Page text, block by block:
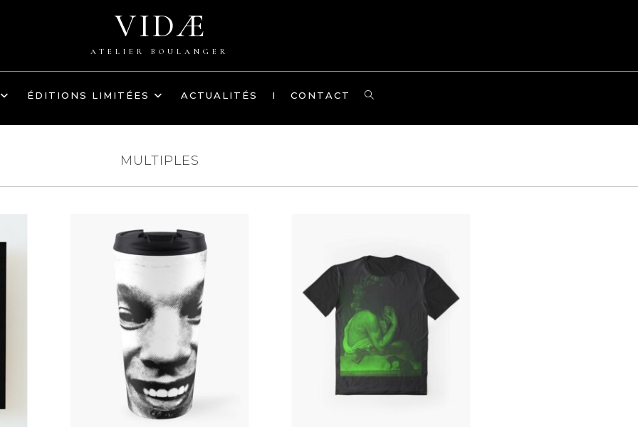
VIDÆ
ATELIER BOULANGER
ÉDITIONS LIMITÉES ACTUALITÉS I CONTACT
TOGGLE
MULTIPLES